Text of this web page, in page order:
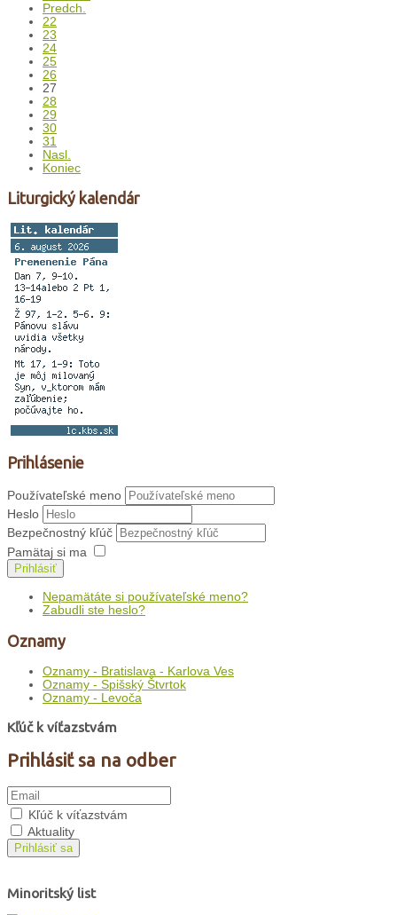
Predch.
22
23
24
25
26
27
28
29
30
31
Nasl.
Koniec
Liturgický kalendár
Prihlásenie
Používateľské meno
Heslo
Bezpečnostný kľúč
Pamätaj si ma
Prihlásiť
Nepamätáte si používateľské meno?
Zabudli ste heslo?
Oznamy
Oznamy - Bratislava - Karlova Ves
Oznamy - Spišský Štvrtok
Oznamy - Levoča
Kľúč k víťazstvám
Prihlásiť sa na odber
Kľúč k víťazstvám
Aktuality
Prihlásiť sa
Minoritský list